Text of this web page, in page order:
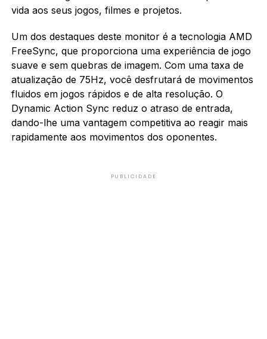
vida aos seus jogos, filmes e projetos.
Um dos destaques deste monitor é a tecnologia AMD
FreeSync, que proporciona uma experiência de jogo
suave e sem quebras de imagem. Com uma taxa de
atualização de 75Hz, você desfrutará de movimentos
fluidos em jogos rápidos e de alta resolução. O
Dynamic Action Sync reduz o atraso de entrada,
dando-lhe uma vantagem competitiva ao reagir mais
rapidamente aos movimentos dos oponentes.
PUBLICIDADE